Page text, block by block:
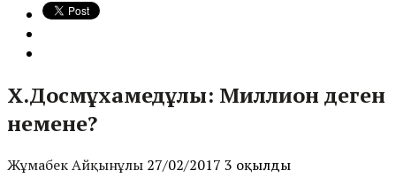
Х.Досмұхамедұлы: Миллион деген
немене?
Жұмабек Айқынұлы 27/02/2017 3 оқылды